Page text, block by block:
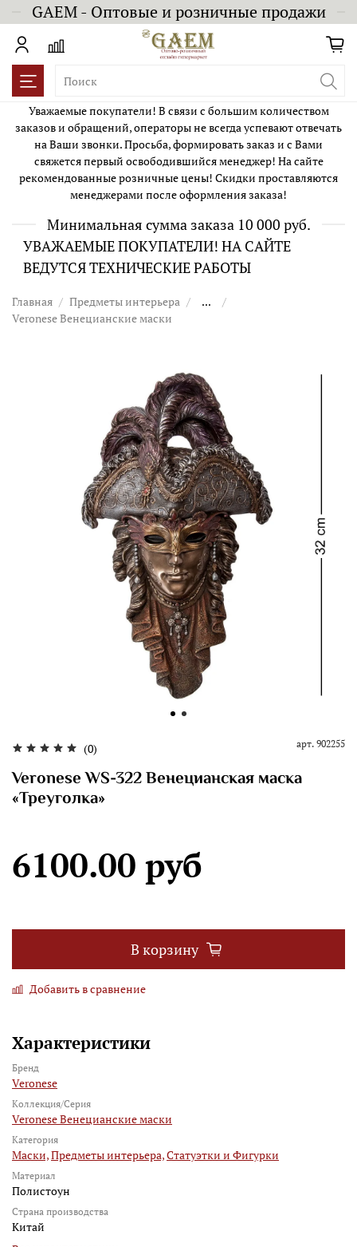
GAEM - Оптовые и розничные продажи
Уважаемые покупатели! В связи с большим количеством
заказов и обращений, операторы не всегда успевают отвечать
на Ваши звонки. Просьба, формировать заказ и с Вами
свяжется первый освободившийся менеджер! На сайте
рекомендованные розничные цены! Скидки проставляются
менеджерами после оформления заказа!
Минимальная сумма заказа 10 000 руб.
УВАЖАЕМЫЕ ПОКУПАТЕЛИ! НА САЙТЕ
ВЕДУТСЯ ТЕХНИЧЕСКИЕ РАБОТЫ
Главная Предметы интерьера
...
Veronese Венецианские маски
(0) арт. 902255
Veronese WS-322 Венецианская маска
«Треуголка»
6100.00 руб
В корзину
Добавить в сравнение
Характеристики
Бренд
Veronese
Коллекция/Серия
Veronese Венецианские маски
Категория
Маски,Предметы интерьера,Статуэтки и Фигурки
Материал
Полистоун
Страна производства
Китай